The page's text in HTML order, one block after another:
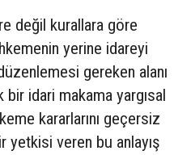
değil kurallara göre
yerine idareyi
gereken alanı
idari makama yargısal
kararlarını geçersiz
yetkisi veren bu anlayış